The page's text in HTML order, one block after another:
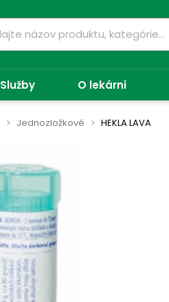
Služby O lekárni
Jednozložkové HEKLA LAVA